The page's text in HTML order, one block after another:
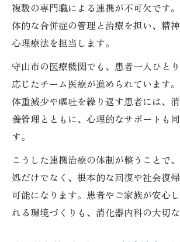
摂食障害における心理ケアと
関係
消化器内科で進める栄養サポ
心理面にも寄り添う消化器内
消化器内科が重視する栄養指
複数の専門職による連携が不可欠です
体的な合併症の管理と治療を担い、精
心理療法を担当します。
守山市の医療機関でも、患者一人ひと
応じたチーム医療が進められています
体重減少や嘔吐を繰り返す患者には、
養管理とともに、心理的なサポートも
す。
こうした連携治療の体制が整うことで
処だけでなく、根本的な回復や社会復
可能になります。患者やご家族が安心
れる環境づくりも、消化器内科の大切な